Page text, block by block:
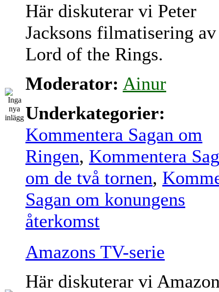
Här diskuterar vi Peter
Jacksons filmatisering
Lord of the Rings.
Moderator: Ainur
Underkategorier:
Kommentera Sagan om
Ringen, Kommentera
om de två tornen,
Sagan om konungens
återkomst
Amazons TV-serie
Här diskuterar vi